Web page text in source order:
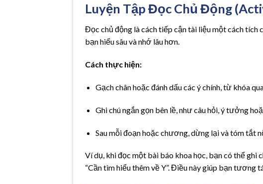
Luyện Tập Đọc Chủ Động
Đọc chủ động là cách tiếp cận tài liệu một cách
bạn hiểu sâu và nhớ lâu hơn.
Cách thực hiện:
Gạch chân hoặc đánh dấu các ý chính, từ khóa
Ghi chú ngắn gọn bên lề, như câu hỏi, ý tưởng
Sau mỗi đoạn hoặc chương, dừng lại và tóm tắt
Ví dụ, khi đọc một bài báo khoa học, bạn có thể ghi
“Cần tìm hiểu thêm về Y”. Điều này giúp bạn tương